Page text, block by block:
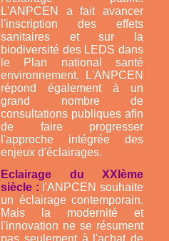
L'ANPCEN a fait avancer
l'inscription des effets
sanitaires et sur la
biodiversité des LEDS dans
le Plan national santé
environnement. L'ANPCEN
répond également à un
grand nombre de
consultations publiques afin
de faire progresser
l'approche intégrée des
enjeux d'éclairages.
Eclairage du XXIème
siècle : l'ANPCEN souhaite
un éclairage contemporain.
Mais la modernité et
l'innovation ne se résument
pas seulement à l'achat de